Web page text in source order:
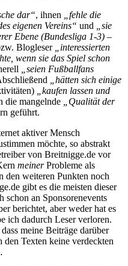
dar“, ihnen
„fehle die
eigenen Vereins“ und
„sie
Ebene (Bundesliga 1-3) –
Blogleser
„interessierten
wenn sie das Spiel schon
„seien Fußballfans
„hätten sich einige
„kaufen lassen und
die mangelnde
„Qualität der
geführt.
aktiver Mensch
möchte, so abstrakt
von Breitnigge.de vor
meinerProbleme als
den weiteren Punkten noch
gibt es die meisten dieser
schon an Sponsorenevents
berichtet, aber weder hat es
ich dadurch Leser verloren.
meine Beiträge darüber
Texten keine verdeckten